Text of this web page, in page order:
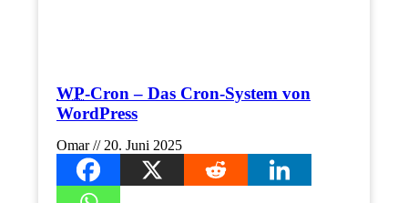
WP-Cron – Das Cron-System von
WordPress
Omar 20. Juni 2025